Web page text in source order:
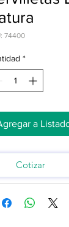
74400
*
a
Cotizar